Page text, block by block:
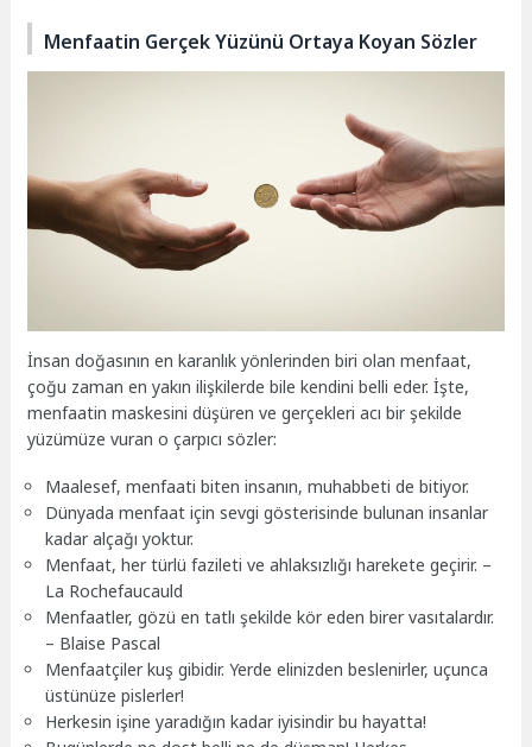
Menfaatin Gerçek Yüzünü Ortaya Koyan Sözler
İnsan doğasının en karanlık yönlerinden biri olan menfaat,
çoğu zaman en yakın ilişkilerde bile kendini belli eder. İşte,
menfaatin maskesini düşüren ve gerçekleri acı bir şekilde
yüzümüze vuran o çarpıcı sözler:
Maalesef, menfaati biten insanın, muhabbeti de bitiyor.
Dünyada menfaat için sevgi gösterisinde bulunan insanlar
kadar alçağı yoktur.
Menfaat, her türlü fazileti ve ahlaksızlığı harekete geçirir. –
La Rochefaucauld
Menfaatler, gözü en tatlı şekilde kör eden birer vasıtalardır.
– Blaise Pascal
Menfaatçiler kuş gibidir. Yerde elinizden beslenirler, uçunca
üstünüze pislerler!
Herkesin işine yaradığın kadar iyisindir bu hayatta!